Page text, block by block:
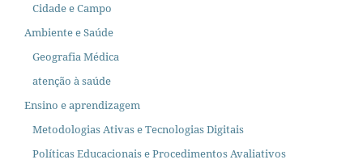
Cidade e Campo
Ambiente e Saúde
Geografia Médica
atenção à saúde
Ensino e aprendizagem
Metodologias Ativas e Tecnologias Digitais
Políticas Educacionais e Procedimentos Avaliativos